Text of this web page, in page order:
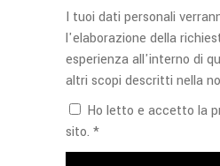
I tuoi dati personali
l'elaborazione della
esperienza all'interno di
altri scopi descritti nella
Ho letto e accetto la
sito. *